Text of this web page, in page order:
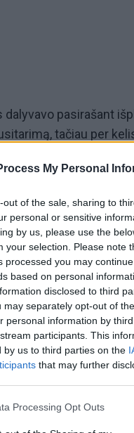
My Personal
out of the sale, sharing to
personal or sensitive
by us, please use the
your selection. Please note
processed you may
based on personal
disclosed to third
may separately opt-out of
personal information by
participants. This
by us to third parties on the
that may further
Processing Opt Outs
dalyvavo pasirašant
tačiau per
abiem pusėms
per naujausią
Tailando kariai ir
karinės pajėgos yra
nei Bankoko
21 civilis.